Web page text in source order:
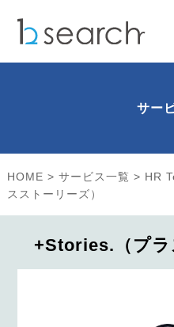
サー
HOME > サービス一覧 > HR
スストーリーズ）
+Stories.（プラ